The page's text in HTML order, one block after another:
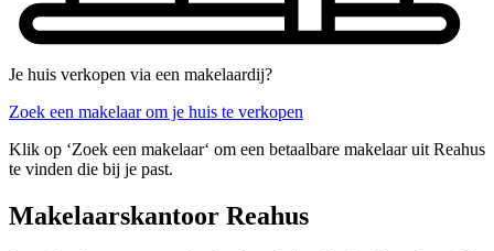
Je huis verkopen via een makelaardij?
Zoek een makelaar om je huis te verkopen
Klik op ‘Zoek een makelaar‘ om een betaalbare makelaar uit Reahus
te vinden die bij je past.
Makelaarskantoor Reahus